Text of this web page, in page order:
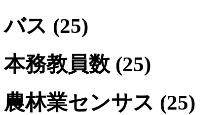
バス (25)
本務教員数 (25)
農林業センサス (25)